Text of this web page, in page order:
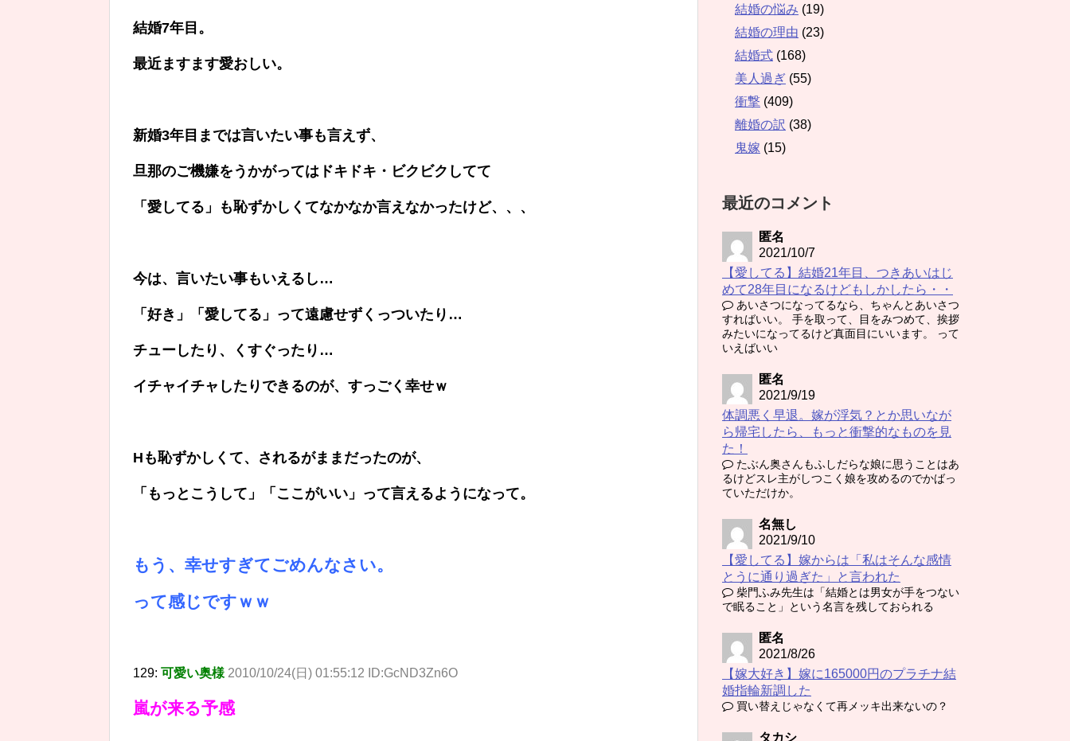
結婚7年目。
最近ますます愛おしい。
新婚3年目までは言いたい事も言えず、
旦那のご機嫌をうかがってはドキドキ・ビクビクしてて
「愛してる」も恥ずかしくてなかなか言えなかったけど、、、
今は、言いたい事もいえるし…
「好き」「愛してる」って遠慮せずくっついたり…
チューしたり、くすぐったり…
イチャイチャしたりできるのが、すっごく幸せｗ
Hも恥ずかしくて、されるがままだったのが、
「もっとこうして」「ここがいい」って言えるようになって。
もう、幸せすぎてごめんなさい。
って感じですｗｗ
129: 可愛い奥様 2010/10/24(日) 01:55:12 ID:GcND3Zn6O
嵐が来る予感
結婚の悩み (19)
結婚の理由 (23)
結婚式 (168)
美人過ぎ (55)
衝撃 (409)
離婚の訳 (38)
鬼嫁 (15)
最近のコメント
匿名
2021/10/7
【愛してる】結婚21年目、つきあいはじ
めて28年目になるけどもしかしたら・・
あいさつになってるなら、ちゃんとあいさつ
すればいい。 手を取って、目をみつめて、挨拶
みたいになってるけど真面目にいいます。 って
いえばいい
匿名
2021/9/19
体調悪く早退。嫁が浮気？とか思いなが
ら帰宅したら、もっと衝撃的なものを見
た！
たぶん奥さんもふしだらな娘に思うことはあ
るけどスレ主がしつこく娘を攻めるのでかばっ
ていただけか。
名無し
2021/9/10
【愛してる】嫁からは「私はそんな感情
とうに通り過ぎた」と言われた
柴門ふみ先生は「結婚とは男女が手をつない
で眠ること」という名言を残しておられる
匿名
2021/8/26
【嫁大好き】嫁に165000円のプラチナ結
婚指輪新調した
買い替えじゃなくて再メッキ出来ないの？
タカシ